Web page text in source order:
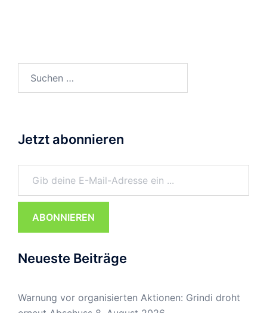
Jetzt abonnieren
Gib deine E-Mail-Adresse ein ...
ABONNIEREN
Neueste Beiträge
Warnung vor organisierten Aktionen: Grindi droht